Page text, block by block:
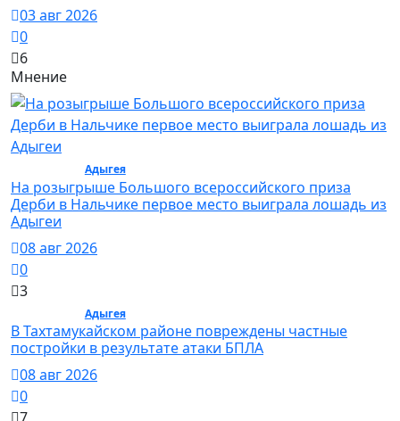
03 авг 2026
0
6
Мнение
Адыгея/ Общество
На розыгрыше Большого всероссийского приза
Дерби в Нальчике первое место выиграла лошадь из
Адыгеи
08 авг 2026
0
3
Адыгея/ Общество
В Тахтамукайском районе повреждены частные
постройки в результате атаки БПЛА
08 авг 2026
0